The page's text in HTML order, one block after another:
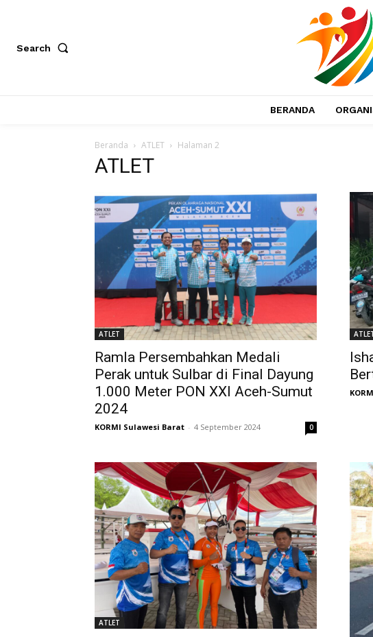
Search
BERANDA
Beranda ATLET Halaman 2
ATLET
ATLET
Ramla Persembahkan Medali
Perak untuk Sulbar di Final Dayung
1.000 Meter PON XXI Aceh-Sumut
2024
KORMI Sulawesi Barat - 4 September 2024 0
ATLET